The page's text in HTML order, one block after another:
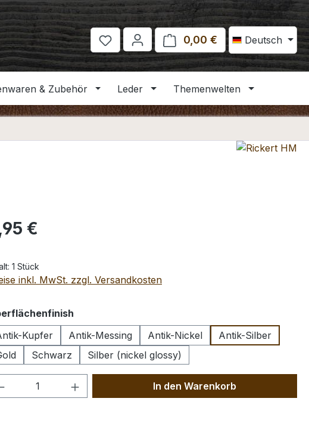
Deutsch
0,00 € Warenkorb
& Zubehör Leder Themenwelten
Preis:
€
1 Stück
inkl. MwSt. zzgl. Versandkosten
Kupfer
Antik-Messing Antik-Nickel
Antik-Silber
Schwarz Silber (nickel glossy)
Anzahl: Gib den gewünschten Wert
In den Warenkorb